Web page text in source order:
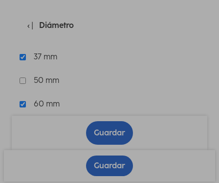
Diámetro
37 mm
50 mm
60 mm
Guardar
Guardar